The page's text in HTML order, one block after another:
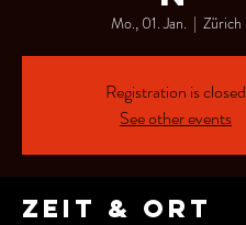
Mo., 01. Jan.
  |
Zürich
Registration is closed
See other events
Zeit & Ort